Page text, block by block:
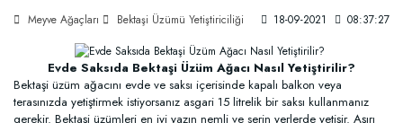
Meyve Ağaçları Bektaşi Üzümü Yetiştiriciliği 18-09-2021 08:37:27
Evde Saksıda Bektaşi Üzüm Ağacı Nasıl Yetiştirilir?
Bektaşi üzüm ağacını evde ve saksı içerisinde kapalı balkon veya
terasınızda yetiştirmek istiyorsanız asgari 15 litrelik bir saksı kullanmanız
gerekir. Bektaşi üzümleri en iyi yazın nemli ve serin yerlerde yetişir. Aşırı